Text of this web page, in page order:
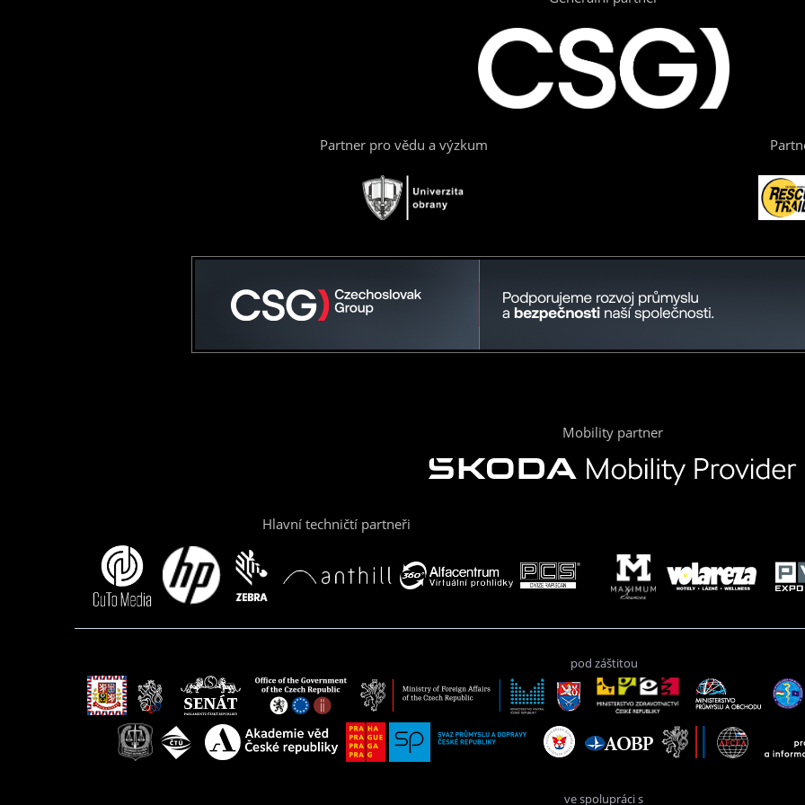
Partner pro vědu a výzkum
Mobility partner
Hlavní techničtí partneři
pod záštitou
ve spolupráci s